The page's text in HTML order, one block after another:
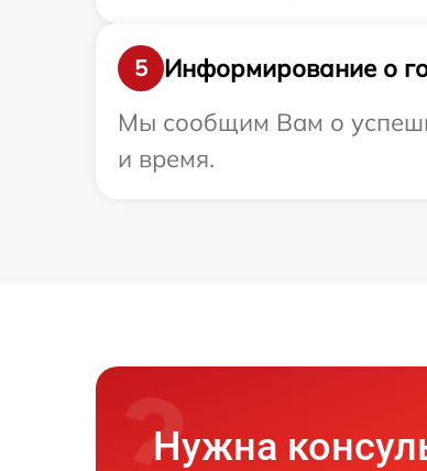
5
Информирование о
Мы сообщим Вам о
и время.
Нужна